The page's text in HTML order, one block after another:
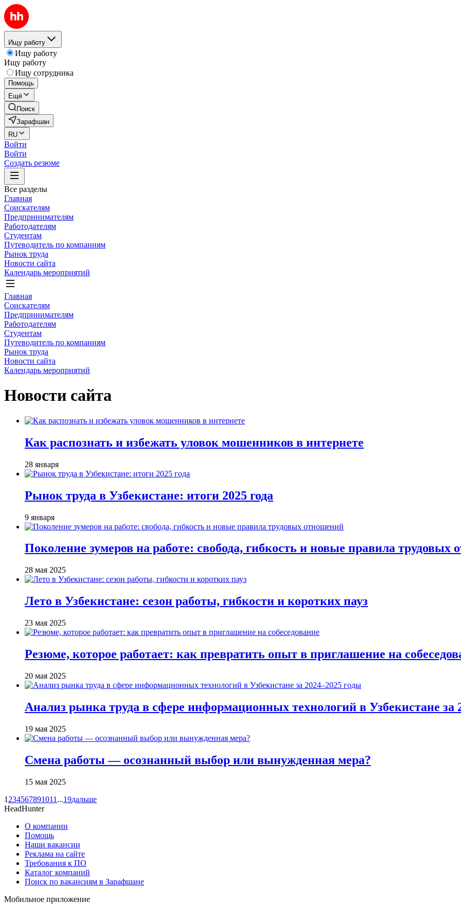
Ищу работу
Ищу работу
Ищу работу
Ищу сотрудника
Помощь
Ещё
Поиск
Зарафшан
RU
Войти
Войти
Создать резюме
Все разделы
Главная
Соискателям
Предпринимателям
Работодателям
Студентам
Путеводитель по компаниям
Рынок труда
Новости сайта
Календарь мероприятий
Главная
Соискателям
Предпринимателям
Работодателям
Студентам
Путеводитель по компаниям
Рынок труда
Новости сайта
Календарь мероприятий
Новости сайта
Как распознать и избежать уловок мошенников в интернете
28 января
Рынок труда в Узбекистане: итоги 2025 года
9 января
Поколение зумеров на работе: свобода, гибкость и новые правила трудовых
28 мая 2025
Лето в Узбекистане: сезон работы, гибкости и коротких пауз
23 мая 2025
Резюме, которое работает: как превратить опыт в приглашение на
20 мая 2025
Анализ рынка труда в сфере информационных технологий в Узбекистане за
19 мая 2025
Смена работы — осознанный выбор или вынужденная мера?
15 мая 2025
1 234567891011 ...19дальше
HeadHunter
О компании
Помощь
Наши вакансии
Реклама на сайте
Требования к ПО
Каталог компаний
Поиск по вакансиям в Зарафшане
Мобильное приложение